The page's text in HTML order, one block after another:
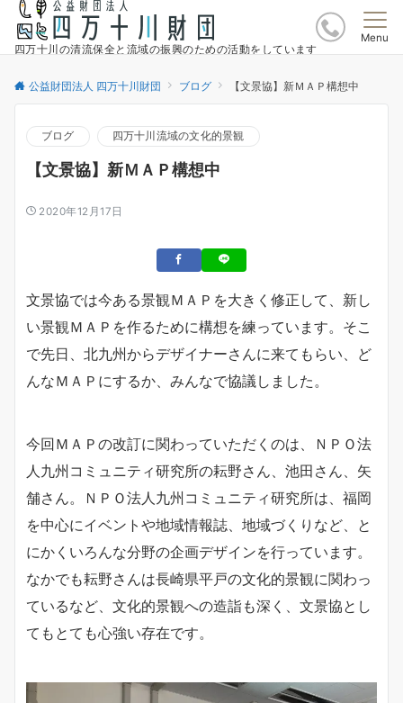
四万十川の清流保全と流域の振興のための活動をしています
Menu
公益財団法人 四万十川財団 ブログ 【文景協】新ＭＡＰ構想中
ブログ 四万十川流域の文化的景観
【文景協】新ＭＡＰ構想中
2020年12月17日
文景協では今ある景観ＭＡＰを大きく修正して、新し
い景観ＭＡＰを作るために構想を練っています。そこ
で先日、北九州からデザイナーさんに来てもらい、ど
んなＭＡＰにするか、みんなで協議しました。
今回ＭＡＰの改訂に関わっていただくのは、ＮＰＯ法
人九州コミュニティ研究所の耘野さん、池田さん、矢
舗さん。ＮＰＯ法人九州コミュニティ研究所は、福岡
を中心にイベントや地域情報誌、地域づくりなど、と
にかくいろんな分野の企画デザインを行っています。
なかでも耘野さんは長崎県平戸の文化的景観に関わっ
ているなど、文化的景観への造詣も深く、文景協とし
てもとても心強い存在です。